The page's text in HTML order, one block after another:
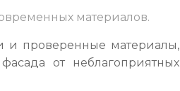
материалов.
и проверенные материалы,
от неблагоприятных